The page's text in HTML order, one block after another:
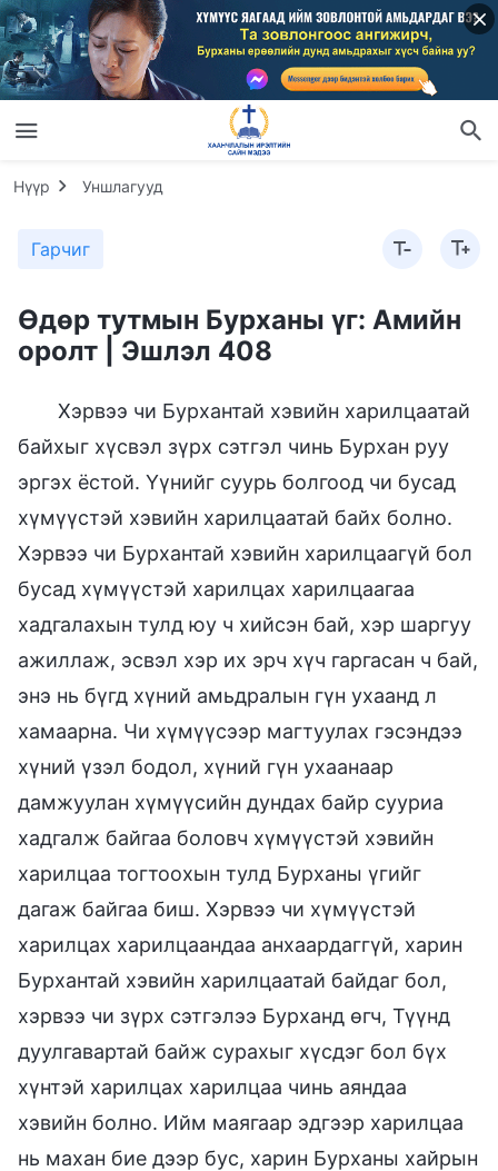
Нүүр Уншлагууд
Гарчиг
Өдөр тутмын Бурханы үг: Амийн
оролт | Эшлэл 408
Хэрвээ чи Бурхантай хэвийн харилцаатай
байхыг хүсвэл зүрх сэтгэл чинь Бурхан руу
эргэх ёстой. Үүнийг суурь болгоод чи бусад
хүмүүстэй хэвийн харилцаатай байх болно.
Хэрвээ чи Бурхантай хэвийн харилцаагүй бол
бусад хүмүүстэй харилцах харилцаагаа
хадгалахын тулд юу ч хийсэн бай, хэр шаргуу
ажиллаж, эсвэл хэр их эрч хүч гаргасан ч бай,
энэ нь бүгд хүний амьдралын гүн ухаанд л
хамаарна. Чи хүмүүсээр магтуулах гэсэндээ
хүний үзэл бодол, хүний гүн ухаанаар
дамжуулан хүмүүсийн дундах байр сууриа
хадгалж байгаа боловч хүмүүстэй хэвийн
харилцаа тогтоохын тулд Бурханы үгийг
дагаж байгаа биш. Хэрвээ чи хүмүүстэй
харилцах харилцаандаа анхаардаггүй, харин
Бурхантай хэвийн харилцаатай байдаг бол,
хэрвээ чи зүрх сэтгэлээ Бурханд өгч, Түүнд
дуулгавартай байж сурахыг хүсдэг бол бүх
хүнтэй харилцах харилцаа чинь аяндаа
хэвийн болно. Ийм маягаар эдгээр харилцаа
нь махан бие дээр бус, харин Бурханы хайрын